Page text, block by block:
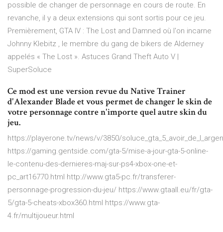
possible de changer de personnage en cours de route. En
revanche, il y a deux extensions qui sont sortis pour ce jeu.
Premièrement, GTA IV : The Lost and Damned où l'on incarne
Johnny Klebitz , le membre du gang de bikers de Alderney
appelés « The Lost ». Astuces Grand Theft Auto V |
SuperSoluce
Ce mod est une version revue du Native Trainer
d'Alexander Blade et vous permet de changer le skin de
votre personnage contre n'importe quel autre skin du
jeu.
https://playerone.tv/news/v/3850/
https://gaming.gentside.com/gta-5/mise-a-jour-gta-5-online-
le-contenu-des-dernieres-maj-sur-ps4-xbox-one-et-
pc_art16770.html http://www.gta5-pc.fr/transferer-
personnage-progression-du-jeu/ https://www.gtaall.eu/fr/gta-
5/gta-5-cheats-xbox360.html https://www.gta-
4.fr/multijoueur.html